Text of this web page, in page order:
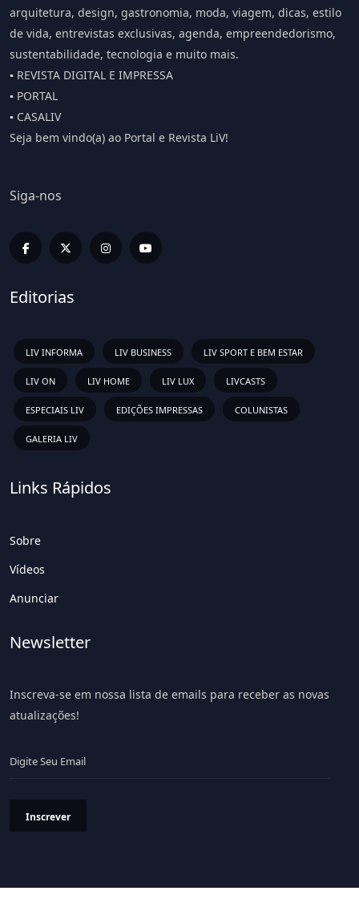
arquitetura, design, gastronomia, moda, viagem, dicas, estilo
de vida, entrevistas exclusivas, agenda, empreendedorismo,
sustentabilidade, tecnologia e muito mais.
▪️ REVISTA DIGITAL E IMPRESSA
▪️ PORTAL
▪️ CASALIV
Seja bem vindo(a) ao Portal e Revista LiV!
Siga-nos
Editorias
LIV INFORMA LIV BUSINESS LIV SPORT E BEM ESTAR
LIV ON LIV HOME LIV LUX LIVCASTS
ESPECIAIS LIV EDIÇÕES IMPRESSAS COLUNISTAS
GALERIA LIV
Links Rápidos
Sobre
Vídeos
Anunciar
Newsletter
Inscreva-se em nossa lista de emails para receber as novas
atualizações!
Inscrever